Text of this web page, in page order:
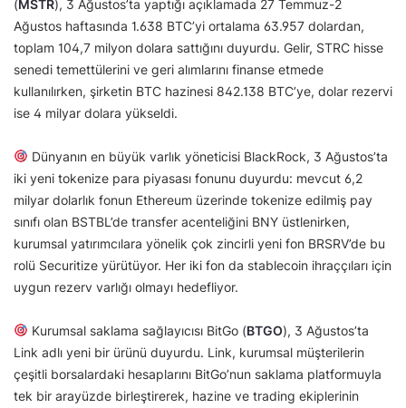
(MSTR), 3 Ağustos’ta yaptığı açıklamada 27 Temmuz-2
Ağustos haftasında 1.638 BTC’yi ortalama 63.957 dolardan,
toplam 104,7 milyon dolara sattığını duyurdu. Gelir, STRC hisse
senedi temettülerini ve geri alımlarını finanse etmede
kullanılırken, şirketin BTC hazinesi 842.138 BTC’ye, dolar rezervi
ise 4 milyar dolara yükseldi.
Dünyanın en büyük varlık yöneticisi BlackRock, 3 Ağustos’ta
iki yeni tokenize para piyasası fonunu duyurdu: mevcut 6,2
milyar dolarlık fonun Ethereum üzerinde tokenize edilmiş pay
sınıfı olan BSTBL’de transfer acenteliğini BNY üstlenirken,
kurumsal yatırımcılara yönelik çok zincirli yeni fon BRSRV’de bu
rolü Securitize yürütüyor. Her iki fon da stablecoin ihraççıları için
uygun rezerv varlığı olmayı hedefliyor.
Kurumsal saklama sağlayıcısı BitGo (BTGO), 3 Ağustos’ta
Link adlı yeni bir ürünü duyurdu. Link, kurumsal müşterilerin
çeşitli borsalardaki hesaplarını BitGo’nun saklama platformuyla
tek bir arayüzde birleştirerek, hazine ve trading ekiplerinin